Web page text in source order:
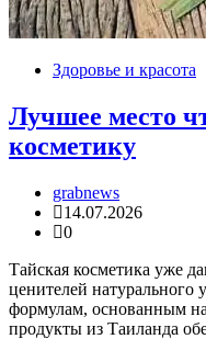
Здоровье и красота
Лучшее место
косметику
grabnews
14.07.2026
0
Тайская косметика уже
ценителей натурального
формулам, основанным на
продукты из Таиланда